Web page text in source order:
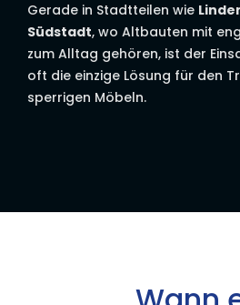
Gerade in Stadtteilen wie
Südstadt, wo Altbauten mit
zum Alltag gehören, ist der
oft die einzige Lösung für den
sperrigen Möbeln.